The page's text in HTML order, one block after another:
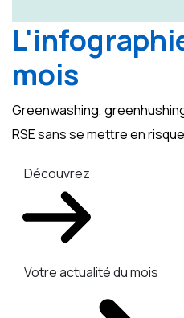
mois
Greenwashing,
RSE sans se mettre en
Découvrez
Votre actualité du mois